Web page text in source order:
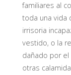
familiares al
toda una vida
irrisoria
vestido, o la
dañado por el
otras